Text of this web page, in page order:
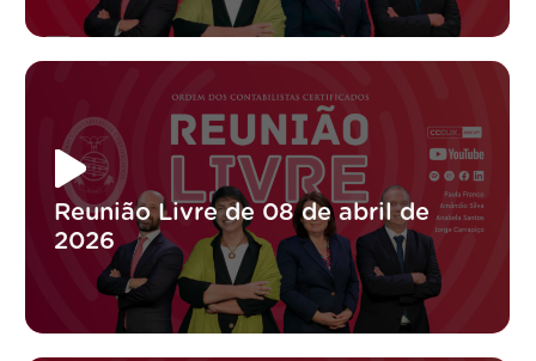
Reunião Livre de 08 de abril de
2026